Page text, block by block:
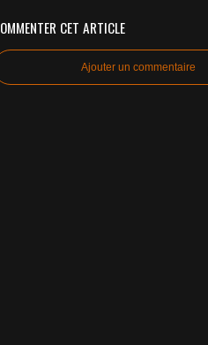
CET ARTICLE
Ajouter un commentaire